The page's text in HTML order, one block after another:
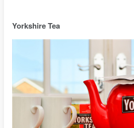
Yorkshire Tea